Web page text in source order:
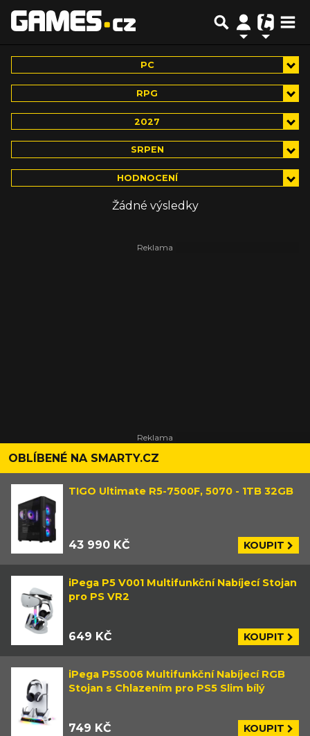
PC
RPG
2027
SRPEN
HODNOCENÍ
Žádné výsledky
OBLÍBENÉ NA SMARTY.CZ
TIGO Ultimate R5-7500F, 5070 - 1TB 32GB
43 990 KČ KOUPIT
iPega P5 V001 Multifunkční Nabíjecí Stojan
pro PS VR2
649 KČ KOUPIT
iPega P5S006 Multifunkční Nabíjecí RGB
Stojan s Chlazením pro PS5 Slim bílý
749 KČ KOUPIT